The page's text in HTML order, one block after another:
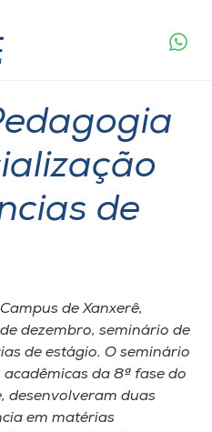
de
de Xanxerê,
dezembro, seminário de
de estágio. O seminário
da 8ª fase do
desenvolveram duas
em matérias